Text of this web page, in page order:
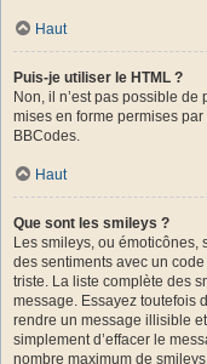
Haut
Puis-je utiliser le HTML ?
Non, il n’est pas possible
mises en forme permises
BBCodes.
Haut
Que sont les smileys ?
Les smileys, ou émoticônes,
des sentiments avec un
triste. La liste complète des
message. Essayez toutefois
rendre un message illisible
simplement d’effacer le
nombre maximum de